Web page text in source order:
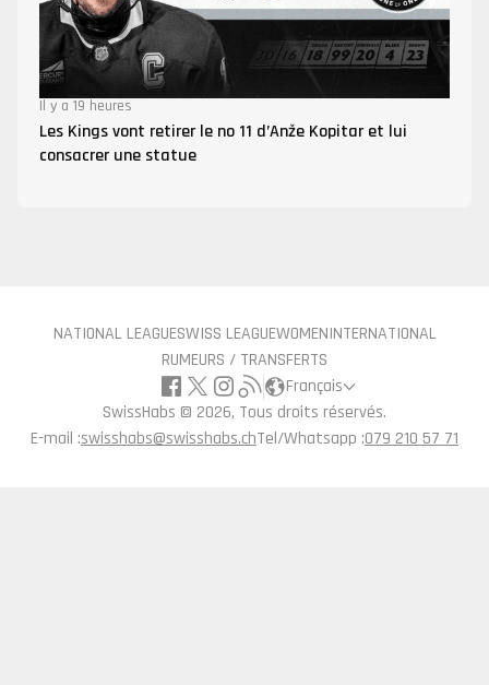
Il y a 19 heures
Les Kings vont retirer le no 11 d’Anže Kopitar et lui
consacrer une statue
NATIONAL LEAGUESWISS LEAGUEWOMENINTERNATIONAL
RUMEURS / TRANSFERTS
Français
SwissHabs © 2026, Tous droits réservés.
E-mail :swisshabs@swisshabs.chTel/Whatsapp :079 210 57 71